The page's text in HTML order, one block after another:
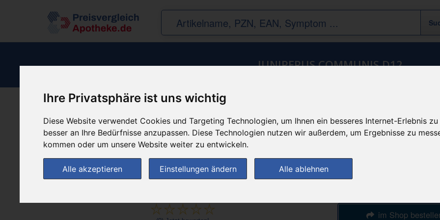
Ihre Privatsphäre ist uns wichtig
Diese Website verwendet Cookies und Targeting Technologien, um Ihnen ein besseres Internet-Erlebnis
besser an Ihre Bedürfnisse anzupassen. Diese Technologien nutzen wir außerdem, um Ergebnisse zu
kommen oder um unsere Website weiter zu entwickeln.
Alle akzeptieren Einstellungen ändern Alle ablehnen
JUNIPERUS COMMUNIS D12
Produkt empfehlen günstigster Produktpreis ab
7,45
im Shop